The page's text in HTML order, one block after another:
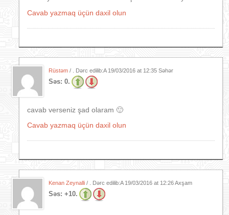
Cavab yazmaq üçün daxil olun
Rüstəm / . Dərc edilib:A 19/03/2016 at 12:35 Səhər
Səs: 0.
cavab verseniz şad olaram 🙂
Cavab yazmaq üçün daxil olun
Kenan Zeynalli / . Dərc edilib:A 19/03/2016 at 12:26 Axşam
Səs: +10.